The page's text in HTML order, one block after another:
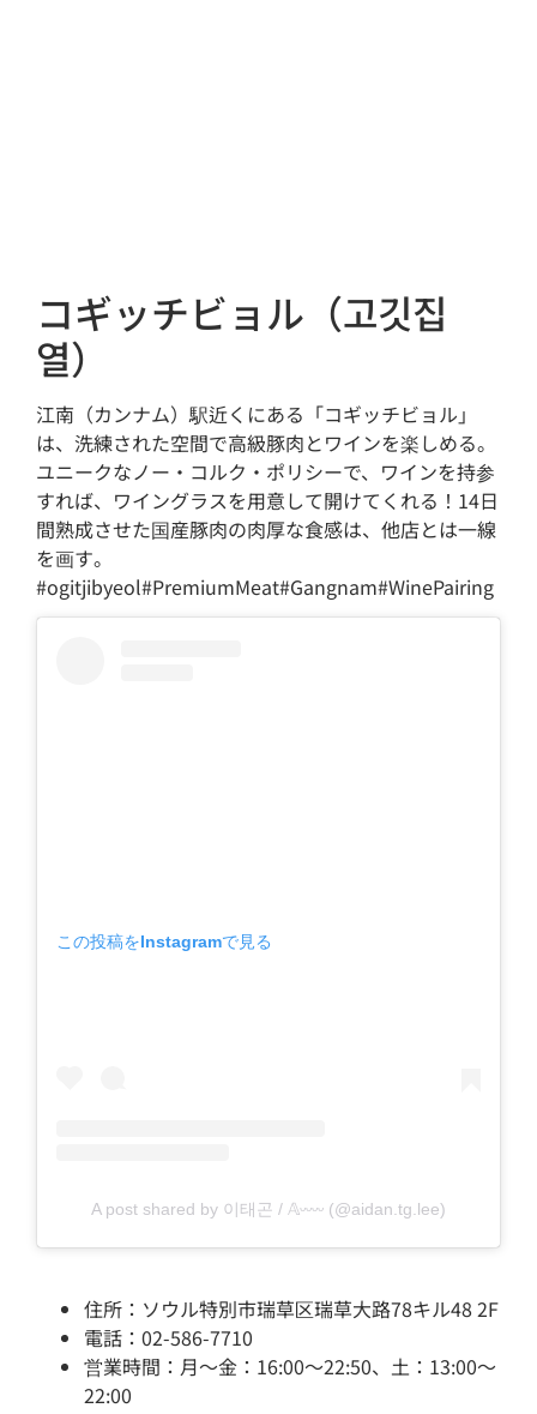
コギッチビョル（고깃집
열）
江南（カンナム）駅近くにある「コギッチビョル」
は、洗練された空間で高級豚肉とワインを楽しめる。
ユニークなノー・コルク・ポリシーで、ワインを持参
すれば、ワイングラスを用意して開けてくれる！14日
間熟成させた国産豚肉の肉厚な食感は、他店とは一線
を画す。
#ogitjibyeol#PremiumMeat#Gangnam#WinePairing
この投稿をInstagramで見る
A post shared by 이태곤 / 𝔸ᵕᵕᵕᵕ (@aidan.tg.lee)
住所：ソウル特別市瑞草区瑞草大路78キル48 2F
電話：02-586-7710
営業時間：月～金：16:00～22:50、土：13:00～
22:00